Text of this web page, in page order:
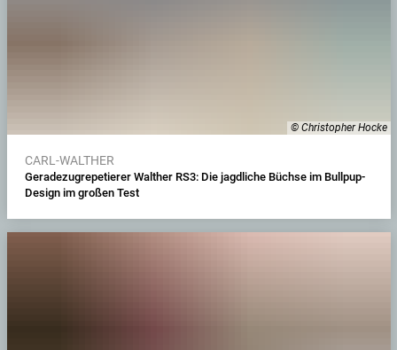
© Christopher Hocke
CARL-WALTHER
Geradezugrepetierer Walther RS3: Die jagdliche Büchse im Bullpup-
Design im großen Test